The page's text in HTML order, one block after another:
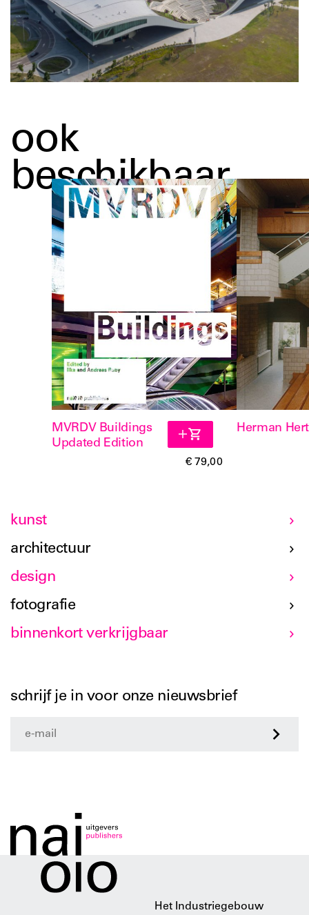
ook
beschikbaar
MVRDV Buildings
Updated Edition
€ 79,00
Herman
kunst
architectuur
design
fotografie
binnenkort verkrijgbaar
schrijf je in voor onze nieuwsbrief
Het Industriegebouw